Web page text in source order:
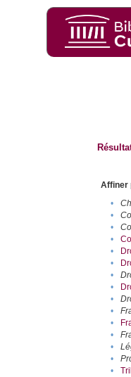
Affiner
•
•
•
•
•
•
•
•
•
•
•
•
•
•
•